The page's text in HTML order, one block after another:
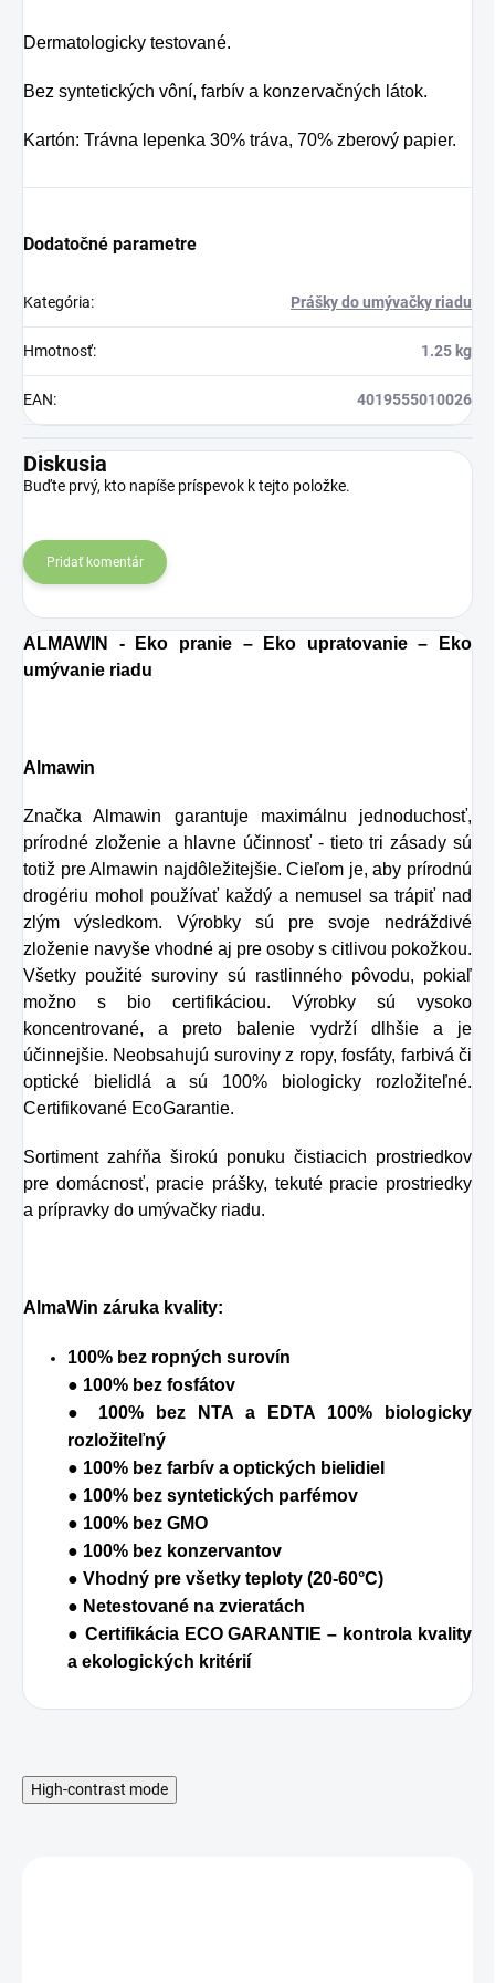
Dermatologicky testované.
Bez syntetických vôní, farbív a konzervačných látok.
Kartón: Trávna lepenka 30% tráva, 70% zberový papier.
Dodatočné parametre
Kategória: Prášky do umývačky riadu
Hmotnosť: 1.25 kg
EAN: 4019555010026
Diskusia
Buďte prvý, kto napíše príspevok k tejto položke.
Pridať komentár
ALMAWIN - Eko pranie – Eko upratovanie – Eko
umývanie riadu
Almawin
Značka Almawin garantuje maximálnu jednoduchosť,
prírodné zloženie a hlavne účinnosť - tieto tri zásady sú
totiž pre Almawin najdôležitejšie. Cieľom je, aby prírodnú
drogériu mohol používať každý a nemusel sa trápiť nad
zlým výsledkom. Výrobky sú pre svoje nedráždivé
zloženie navyše vhodné aj pre osoby s citlivou pokožkou.
Všetky použité suroviny sú rastlinného pôvodu, pokiaľ
možno s bio certifikáciou. Výrobky sú vysoko
koncentrované, a preto balenie vydrží dlhšie a je
účinnejšie. Neobsahujú suroviny z ropy, fosfáty, farbivá či
optické bielidlá a sú 100% biologicky rozložiteľné.
Certifikované EcoGarantie.
Sortiment zahŕňa širokú ponuku čistiacich prostriedkov
pre domácnosť, pracie prášky, tekuté pracie prostriedky
a prípravky do umývačky riadu.
AlmaWin záruka kvality:
100% bez ropných surovín
● 100% bez fosfátov
● 100% bez NTA a EDTA 100% biologicky
rozložiteľný
● 100% bez farbív a optických bielidiel
● 100% bez syntetických parfémov
● 100% bez GMO
● 100% bez konzervantov
● Vhodný pre všetky teploty (20-60°C)
● Netestované na zvieratách
● Certifikácia ECO GARANTIE – kontrola kvality
a ekologických kritérií
High-contrast mode